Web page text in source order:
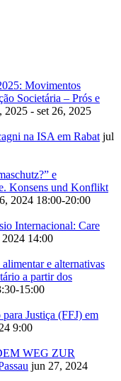
Movimentos
Societária – Prós e
2025 - set 26, 2025
na ISA em Rabat jul
e
Konsens und Konflikt
2024 18:00-20:00
Internacional: Care
14:00
e alternativas
a partir dos
15:00
Justiça (FFJ) em
9:00
WEG ZUR
jun 27, 2024